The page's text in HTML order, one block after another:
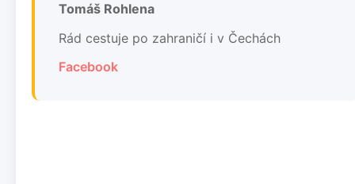
Tomáš Rohlena
Rád cestuje po zahraničí i v Čechách
Facebook